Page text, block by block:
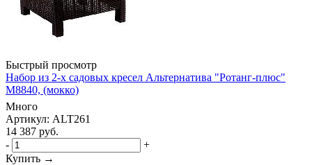
Быстрый просмотр
Набор из 2-х садовых кресел Альтернатива "Ротанг-плюс"
М8840, (мокко)
Много
Артикул: ALT261
14 387 руб.
-
+
Купить →